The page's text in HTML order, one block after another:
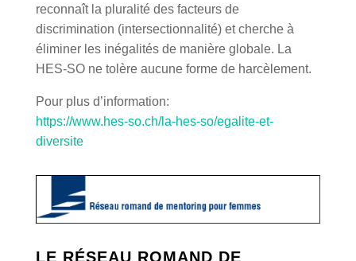
reconnaît la pluralité des facteurs de
discrimination (intersectionnalité) et cherche à
éliminer les inégalités de manière globale. La
HES-SO ne tolère aucune forme de harcèlement.
Pour plus d’information:
https://www.hes-so.ch/la-hes-so/egalite-et-
diversite
LE RÉSEAU ROMAND DE